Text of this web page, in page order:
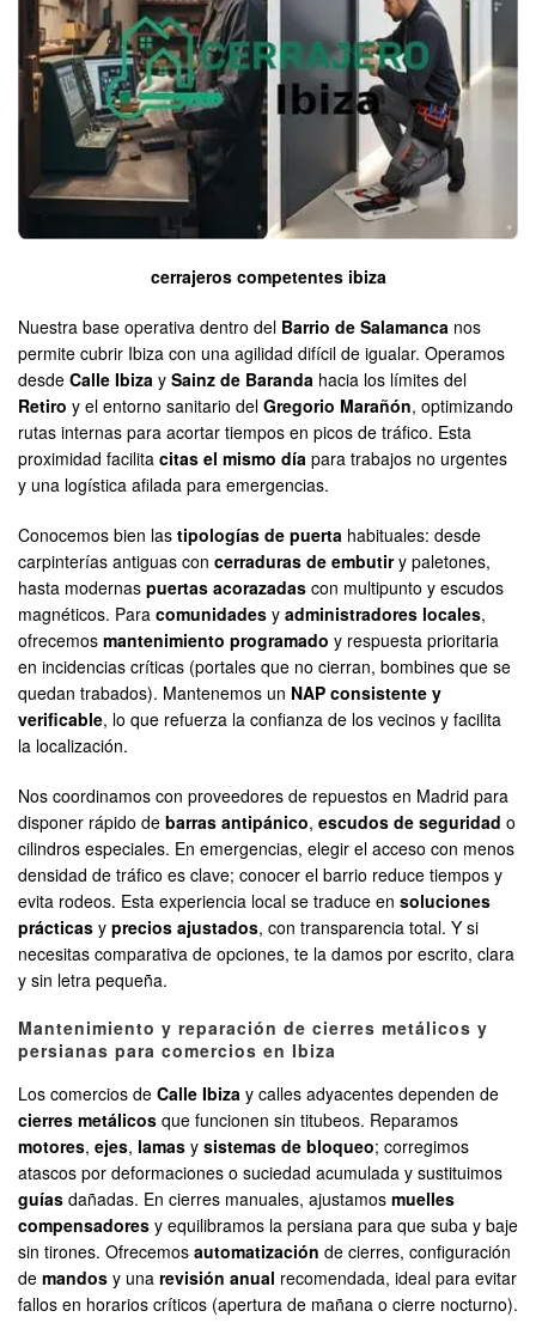
cerrajeros competentes ibiza
Nuestra base operativa dentro del Barrio de Salamanca nos
permite cubrir Ibiza con una agilidad difícil de igualar. Operamos
desde Calle Ibiza y Sainz de Baranda hacia los límites del
Retiro y el entorno sanitario del Gregorio Marañón, optimizando
rutas internas para acortar tiempos en picos de tráfico. Esta
proximidad facilita citas el mismo día para trabajos no urgentes
y una logística afilada para emergencias.
Conocemos bien las tipologías de puerta habituales: desde
carpinterías antiguas con cerraduras de embutiry paletones,
hasta modernas puertas acorazadas con multipunto y escudos
magnéticos. Para comunidades y administradores locales,
ofrecemos mantenimiento programado y respuesta prioritaria
en incidencias críticas (portales que no cierran, bombines que se
quedan trabados). Mantenemos un NAP consistente y
verificable, lo que refuerza la confianza de los vecinos y facilita
la localización.
Nos coordinamos con proveedores de repuestos en Madrid para
disponer rápido de barras antipánico, escudos de seguridad o
cilindros especiales. En emergencias, elegir el acceso con menos
densidad de tráfico es clave; conocer el barrio reduce tiempos y
evita rodeos. Esta experiencia local se traduce en soluciones
prácticas y precios ajustados, con transparencia total. Y si
necesitas comparativa de opciones, te la damos por escrito, clara
y sin letra pequeña.
Mantenimiento y reparación de cierres metálicos y
persianas para comercios en Ibiza
Los comercios de Calle Ibiza y calles adyacentes dependen de
cierres metálicos que funcionen sin titubeos. Reparamos
motores, ejes, lamas y sistemas de bloqueo; corregimos
atascos por deformaciones o suciedad acumulada y sustituimos
guías dañadas. En cierres manuales, ajustamos muelles
compensadores y equilibramos la persiana para que suba y baje
sin tirones. Ofrecemos automatización de cierres, configuración
de mandos y una revisión anual recomendada, ideal para evitar
fallos en horarios críticos (apertura de mañana o cierre nocturno).